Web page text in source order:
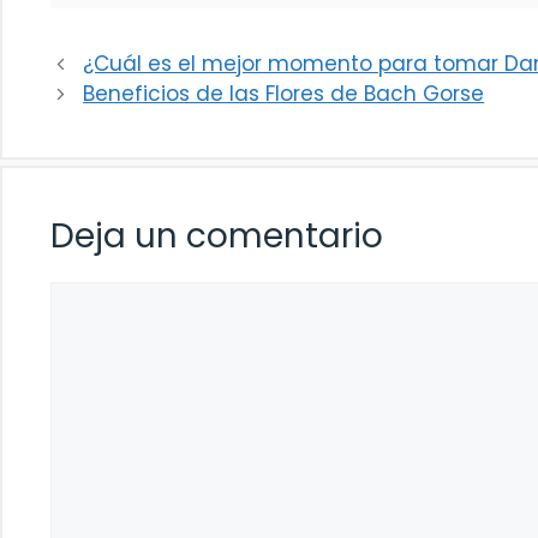
¿Cuál es el mejor momento para tomar
Beneficios de las Flores de Bach Gorse
Deja un comentario